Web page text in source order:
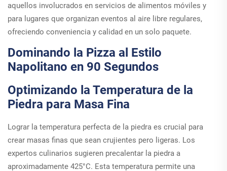
aquellos involucrados en servicios de alimentos móviles y
para lugares que organizan eventos al aire libre regulares,
ofreciendo conveniencia y calidad en un solo paquete.
Dominando la Pizza al Estilo
Napolitano en 90 Segundos
Optimizando la Temperatura de la
Piedra para Masa Fina
Lograr la temperatura perfecta de la piedra es crucial para
crear masas finas que sean crujientes pero ligeras. Los
expertos culinarios sugieren precalentar la piedra a
aproximadamente 425°C. Esta temperatura permite una